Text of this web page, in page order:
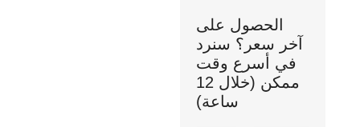
الحصول على
آخر سعر؟ سنرد
في أسرع وقت
ممكن (خلال 12
ساعة)